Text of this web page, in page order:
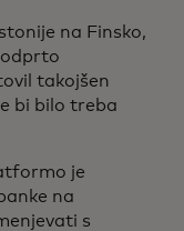
na Finsko,
odprto
takojšen
bi bilo treba
je
na
s